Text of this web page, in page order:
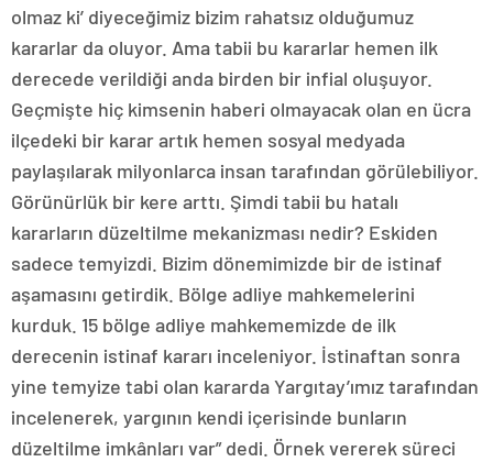
olmaz ki’ diyeceğimiz bizim rahatsız olduğumuz
kararlar da oluyor. Ama tabii bu kararlar hemen ilk
derecede verildiği anda birden bir infial oluşuyor.
Geçmişte hiç kimsenin haberi olmayacak olan en ücra
ilçedeki bir karar artık hemen sosyal medyada
paylaşılarak milyonlarca insan tarafından görülebiliyor.
Görünürlük bir kere arttı. Şimdi tabii bu hatalı
kararların düzeltilme mekanizması nedir? Eskiden
sadece temyizdi. Bizim dönemimizde bir de istinaf
aşamasını getirdik. Bölge adliye mahkemelerini
kurduk. 15 bölge adliye mahkememizde de ilk
derecenin istinaf kararı inceleniyor. İstinaftan sonra
yine temyize tabi olan kararda Yargıtay’ımız tarafından
incelenerek, yargının kendi içerisinde bunların
düzeltilme imkânları var” dedi. Örnek vererek süreci